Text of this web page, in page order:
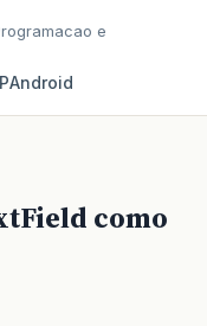
e
Android
como